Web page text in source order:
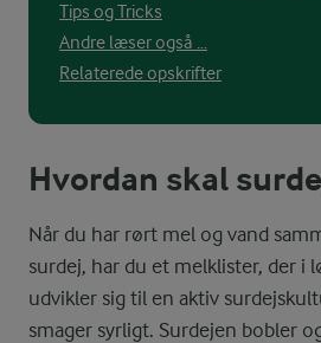
Tips og Tricks
Andre læser også ...
Relaterede opskrifter
Hvordan skal
Når du har rørt mel og vand
surdej, har du et melklister, der i
udvikler sig til en aktiv
smager syrligt. Surdejen bobler